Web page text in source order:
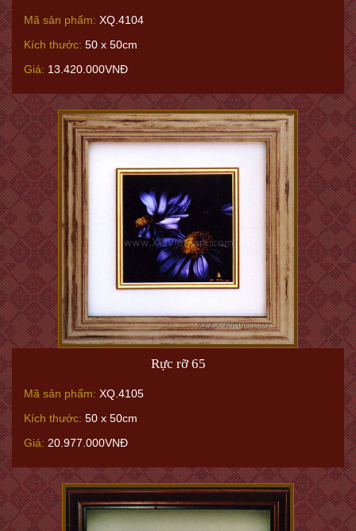
Mã sản phẩm: XQ.4104
Kích thước: 50 x 50cm
Giá: 13.420.000VNĐ
Rực rỡ 65
Mã sản phẩm: XQ.4105
Kích thước: 50 x 50cm
Giá: 20.977.000VNĐ